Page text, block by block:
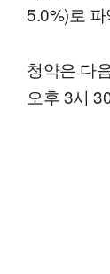
5.0%)로
청약은 다
오후 3시